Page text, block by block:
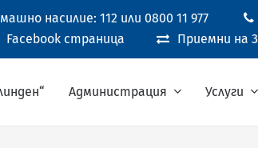
насилие: 112 или 0800 11 977
Facebook страница Приемни на
Администрация Услуги